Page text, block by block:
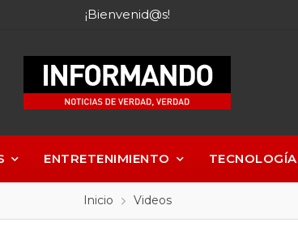
¡Bienvenid@s!
ENTRETENIMIENTO TECNOLOGÍA
Inicio Videos